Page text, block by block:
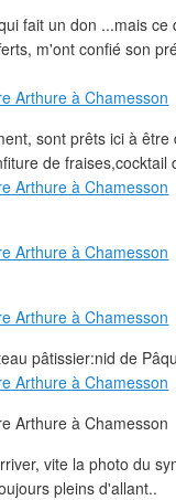
fait un don ...mais
m'ont confié son
sont prêts ici à être
de fraises,cocktail
pâtissier:nid de
vite la photo du
pleins d'allant..